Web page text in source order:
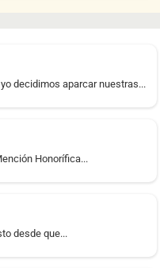
decidimos aparcar nuestras...
Honorífica...
desde que...